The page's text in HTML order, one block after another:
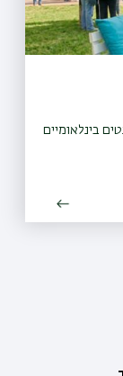
בינלאומיים